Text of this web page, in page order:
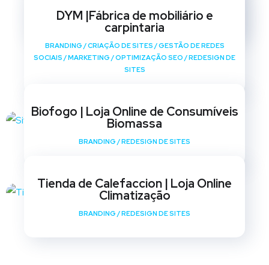
SITES
DYM |Fábrica de mobiliário e
carpintaria
BRANDING /CRIAÇÃO DE SITES /GESTÃO DE REDES
SOCIAIS /MARKETING /OPTIMIZAÇÃO SEO /REDESIGN DE
SITES
Biofogo | Loja Online de Consumíveis
Biomassa
BRANDING /REDESIGN DE SITES
Tienda de Calefaccion | Loja Online
Climatização
BRANDING /REDESIGN DE SITES